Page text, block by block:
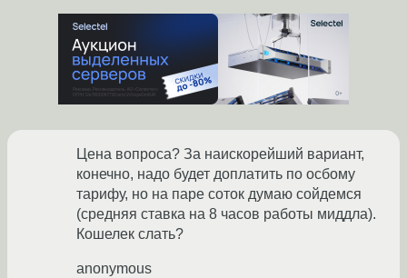
Цена вопроса? За наискорейший вариант,
конечно, надо будет доплатить по осбому
тарифу, но на паре соток думаю сойдемся
(средняя ставка на 8 часов работы миддла).
Кошелек слать?
anonymous